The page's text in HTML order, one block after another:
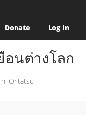
Donate Log in
อนต่างโลก
Oritatsu